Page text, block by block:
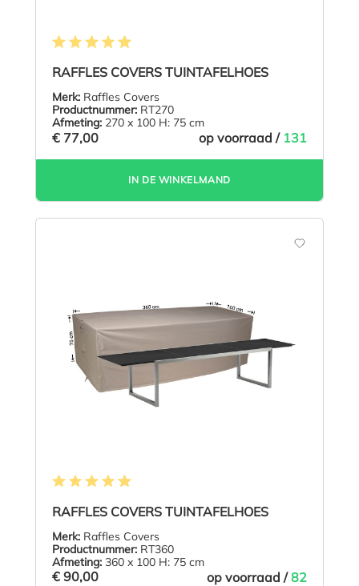
RAFFLES COVERS TUINTAFELHOES
Merk: Raffles Covers
Productnummer: RT270
Afmeting: 270 x 100 H: 75 cm
€ 77,00 op voorraad / 131
IN DE WINKELMAND
RAFFLES COVERS TUINTAFELHOES
Merk: Raffles Covers
Productnummer: RT360
Afmeting: 360 x 100 H: 75 cm
€ 90,00 op voorraad /82